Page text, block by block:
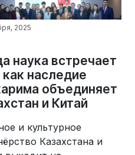
2025
наука встречает
как наследие
объединяет
и Китай
и культурное
Казахстана и